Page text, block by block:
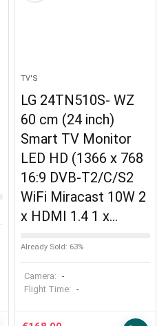
TV'S
LG 24TN510S- WZ
60 cm (24 inch)
Smart TV Monitor
LED HD (1366 x 768
16:9 DVB-T2/C/S2
WiFi Miracast 10W 2
x HDMI 1.4 1 x…
Already Sold: 63%
Camera: -
Flight Time: -